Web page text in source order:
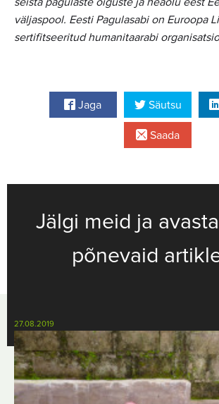
seista pagulaste õiguste ja heaolu eest
väljaspool. Eesti Pagulasabi on Euroopa
sertifitseeritud humanitaarabi
Jaga Säutsu
Saada
Jälgi meid ja
põnevaid
27.08.2019